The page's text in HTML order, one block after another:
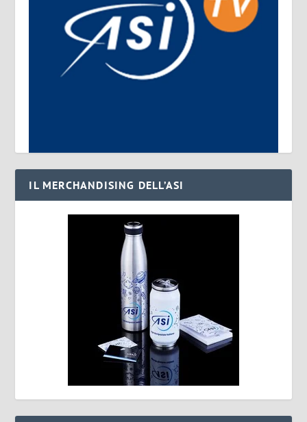
IL MERCHANDISING DELL’ASI